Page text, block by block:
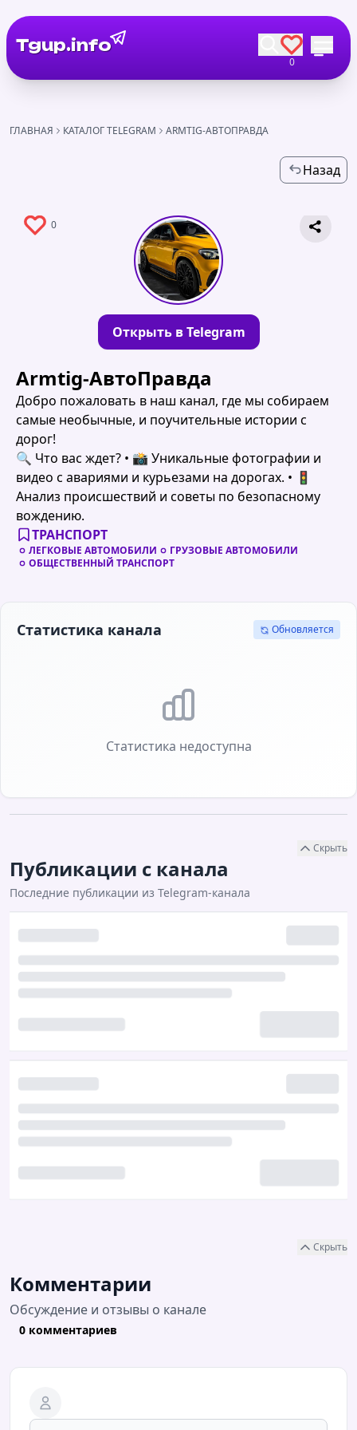
Tgup.info
0
ГЛАВНАЯ КАТАЛОГ TELEGRAM ARMTIG-АВТОПРАВДА
Назад
0
Открыть в Telegram
Armtig-АвтоПравда
Добро пожаловать в наш канал, где мы собираем
самые необычные, и поучительные истории с
дорог!
🔍 Что вас ждет? • 📸 Уникальные фотографии и
видео с авариями и курьезами на дорогах. • 🚦
Анализ происшествий и советы по безопасному
вождению.
ТРАНСПОРТ
ЛЕГКОВЫЕ АВТОМОБИЛИ
ГРУЗОВЫЕ АВТОМОБИЛИ
ОБЩЕСТВЕННЫЙ ТРАНСПОРТ
Статистика канала Обновляется
Статистика недоступна
Скрыть
Комментарии
Обсуждение и отзывы о канале
0 комментариев
Скрыть
Публикации с канала
Последние публикации из Telegram-канала